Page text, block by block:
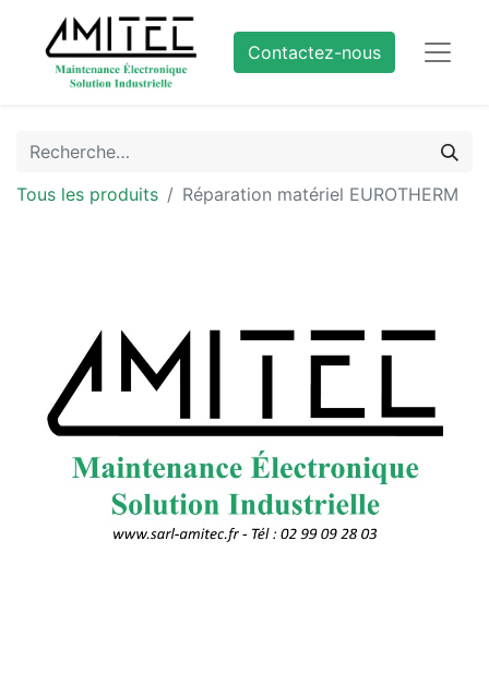
Contactez-nous
Tous les produits Réparation matériel EUROTHERM